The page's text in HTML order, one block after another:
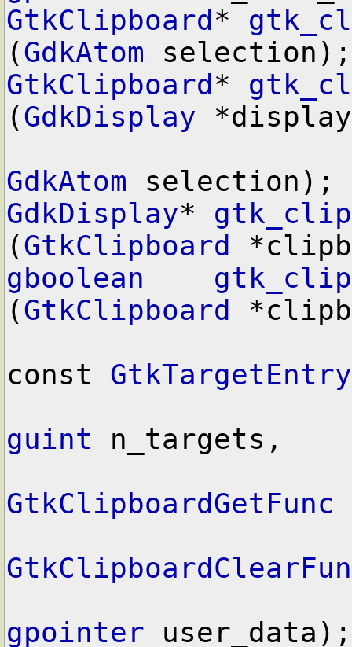
GtkClipboard*
(GdkAtom
GtkClipboard*
(GdkDisplay
GdkAtom
GdkDisplay*
(GtkClipboard
gboolean
(GtkClipboard
const GtkTargetEntry
guint n_targets,
GtkClipboardGetFunc
gpointer